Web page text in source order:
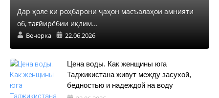
Дар ҳоле ки роҳбарони ҷаҳон масъалаҳои амнияти
об, тағйирёбии иқлим...
Вечерка 22.06.2026
Цена воды. Как женщины юга
Таджикистана живут между засухой,
бедностью и надеждой на воду